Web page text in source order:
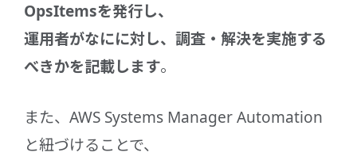
OpsItemsを発行し、
運用者がなにに対し、調査・解決を実施する
べきかを記載します。
また、AWS Systems Manager Automation
と紐づけることで、